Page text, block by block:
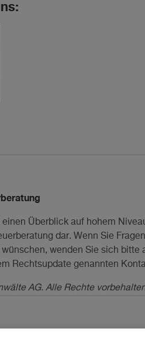
Überblick auf hohem
dar. Wenn Sie
wenden Sie sich
Rechtsupdate genannten
AG. Alle Rechte